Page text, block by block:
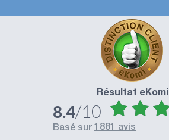
Résultat eKomi
8.4/10
basé sur 1881 avis